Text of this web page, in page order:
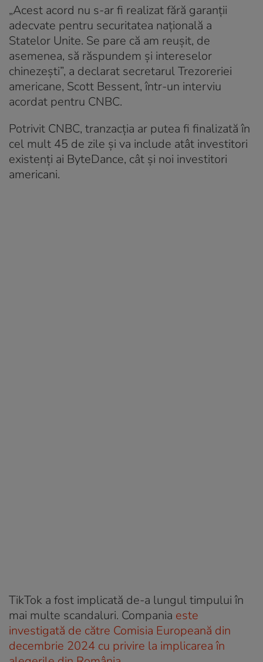
„Acest acord nu s-ar fi realizat fără garanţii
adecvate pentru securitatea naţională a
Statelor Unite. Se pare că am reuşit, de
asemenea, să răspundem şi intereselor
chinezești”, a declarat secretarul Trezoreriei
americane, Scott Bessent, într-un interviu
acordat pentru CNBC.
Potrivit CNBC, tranzacţia ar putea fi finalizată în
cel mult 45 de zile şi va include atât investitori
existenţi ai ByteDance, cât şi noi investitori
americani.
TikTok a fost implicată de-a lungul timpului în
mai multe scandaluri. Compania este
investigată de către Comisia Europeană din
decembrie 2024 cu privire la implicarea în